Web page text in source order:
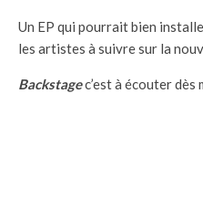
Un EP qui pourrait bien
les artistes à suivre sur la
Backstagec’est à écouter dès